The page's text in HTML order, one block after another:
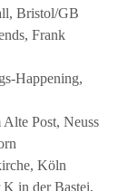
Bristol/GB
Frank
Happening,
Post, Neuss
Köln
in der Bastei,